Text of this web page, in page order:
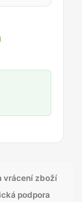
vrácení zboží
podpora